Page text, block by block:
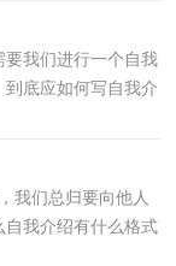
要我们进行一个自我
底应如何写自我介
，希...
我们总归要向他人
我介绍有什么格式
迎阅...